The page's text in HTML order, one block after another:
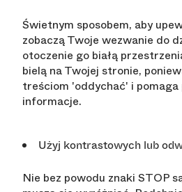
Świetnym sposobem, aby
zobaczą Twoje wezwanie do
otoczenie go białą
bielą na Twojej stronie,
treściom 'oddychać' i
informacje.
Użyj kontrastowych lub
Nie bez powodu znaki STOP